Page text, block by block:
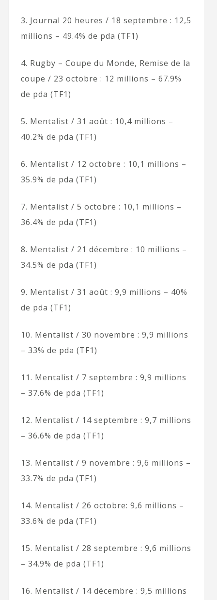
3. Journal 20 heures / 18 septembre : 12,5
millions – 49.4% de pda (TF1)
4. Rugby – Coupe du Monde, Remise de la
coupe / 23 octobre : 12 millions – 67.9%
de pda (TF1)
5. Mentalist / 31 août : 10,4 millions –
40.2% de pda (TF1)
6. Mentalist / 12 octobre : 10,1 millions –
35.9% de pda (TF1)
7. Mentalist / 5 octobre : 10,1 millions –
36.4% de pda (TF1)
8. Mentalist / 21 décembre : 10 millions –
34.5% de pda (TF1)
9. Mentalist / 31 août : 9,9 millions – 40%
de pda (TF1)
10. Mentalist / 30 novembre : 9,9 millions
– 33% de pda (TF1)
11. Mentalist / 7 septembre : 9,9 millions
– 37.6% de pda (TF1)
12. Mentalist / 14 septembre : 9,7 millions
– 36.6% de pda (TF1)
13. Mentalist / 9 novembre : 9,6 millions –
33.7% de pda (TF1)
14. Mentalist / 26 octobre: 9,6 millions –
33.6% de pda (TF1)
15. Mentalist / 28 septembre : 9,6 millions
– 34.9% de pda (TF1)
16. Mentalist / 14 décembre : 9,5 millions